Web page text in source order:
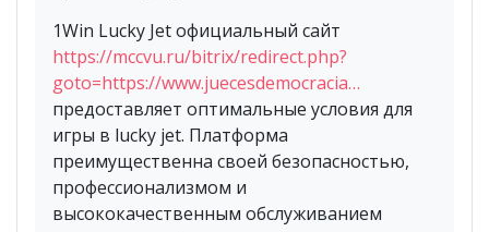
1Win Lucky Jet официальный сайт
https://mccvu.ru/bitrix/redirect.php?
goto=https://www.juecesdemocracia…
предоставляет оптимальные условия для
игры в lucky jet. Платформа
преимущественна своей безопасностью,
профессионализмом и
высококачественным обслуживанием